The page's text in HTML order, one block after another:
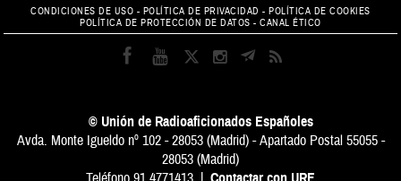
CONDICIONES DE USO - POLÍTICA DE PRIVACIDAD -POLÍTICA DE COOKIES
POLÍTICA DE PROTECCIÓN DE DATOS -CANAL ÉTICO
© Unión de Radioaficionados Españoles
Avda. Monte Igueldo nº 102 - 28053 (Madrid) - Apartado Postal 55055 -
28053 (Madrid)